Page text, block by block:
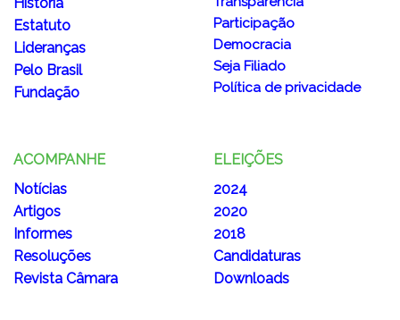
Estatuto
Lideranças
Pelo Brasil
Fundação
Participação
Democracia
Seja Filiado
Política de privacidade
ACOMPANHE
Notícias
Artigos
Informes
Resoluções
Revista Câmara
ELEIÇÕES
2024
2020
2018
Candidaturas
Downloads